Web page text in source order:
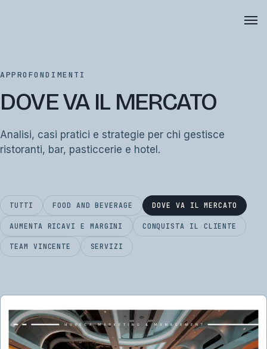
APPROFONDIMENTI
DOVE VA IL MERCATO
Analisi, casi pratici e strategie per chi gestisce
ristoranti, bar, pasticcerie e hotel.
TUTTI FOOD AND BEVERAGE DOVE VA IL MERCATO
AUMENTA RICAVI E MARGINI CONQUISTA IL CLIENTE
TEAM VINCENTE SERVIZI